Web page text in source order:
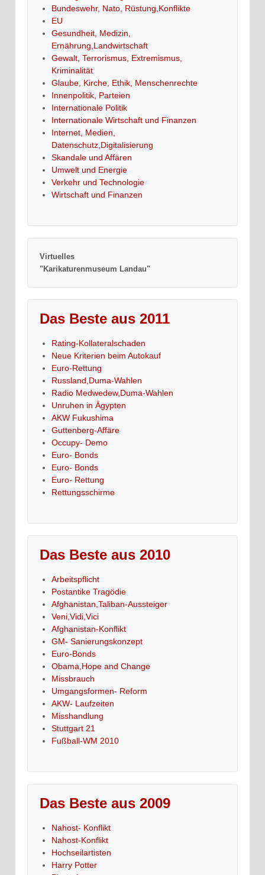
Bundeswehr, Nato, Rüstung,Konflikte
EU
Gesundheit, Medizin,
Ernährung,Landwirtschaft
Gewalt, Terrorismus, Extremismus,
Kriminalität
Glaube, Kirche, Ethik, Menschenrechte
Innenpolitik, Parteien
Internationale Politik
Internationale Wirtschaft und Finanzen
Internet, Medien,
Datenschutz,Digitalisierung
Skandale und Affären
Umwelt und Energie
Verkehr und Technologie
Wirtschaft und Finanzen
Virtuelles
"Karikaturenmuseum Landau"
Das Beste aus 2011
Rating-Kollateralschaden
Neue Kriterien beim Autokauf
Euro-Rettung
Russland,Duma-Wahlen
Radio Medwedew,Duma-Wahlen
Unruhen in Ägypten
AKW Fukushima
Guttenberg-Affäre
Occupy- Demo
Euro- Bonds
Euro- Bonds
Euro- Rettung
Rettungsschirme
Das Beste aus 2010
Arbeitspflicht
Postantike Tragödie
Afghanistan,Taliban-Aussteiger
Veni,Vidi,Vici
Afghanistan-Konflikt
GM- Sanierungskonzept
Euro-Bonds
Obama,Hope and Change
Missbrauch
Umgangsformen- Reform
AKW- Laufzeiten
Misshandlung
Stuttgart 21
Fußball-WM 2010
Das Beste aus 2009
Nahost- Konflikt
Nahost-Konflikt
Hochseilartisten
Harry Potter